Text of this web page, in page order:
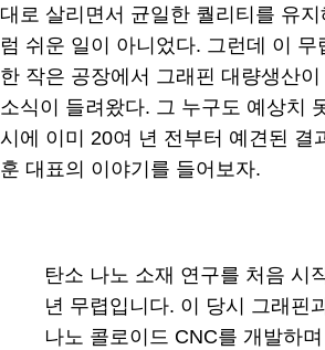
대로 살리면서 균일한 퀄리티를 유
럼 쉬운 일이 아니었다. 그런데 이 무
한 작은 공장에서 그래핀 대량생산
소식이 들려왔다. 그 누구도 예상치
시에 이미 20여 년 전부터 예견된 결
훈 대표의 이야기를 들어보자.
탄소 나노 소재 연구를 처음 시
년 무렵입니다. 이 당시 그래핀
나노 콜로이드 CNC를 개발하